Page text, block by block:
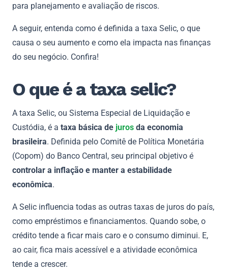
para planejamento e avaliação de riscos.
A seguir, entenda como é definida a taxa Selic, o que
causa o seu aumento e como ela impacta nas finanças
do seu negócio. Confira!
O que é a taxa selic?
A taxa Selic, ou Sistema Especial de Liquidação e
Custódia, é a taxa básica de juros da economia
brasileira. Definida pelo Comitê de Política Monetária
(Copom) do Banco Central, seu principal objetivo é
controlar a inflação e manter a estabilidade
econômica.
A Selic influencia todas as outras taxas de juros do país,
como empréstimos e financiamentos. Quando sobe, o
crédito tende a ficar mais caro e o consumo diminui. E,
ao cair, fica mais acessível e a atividade econômica
tende a crescer.